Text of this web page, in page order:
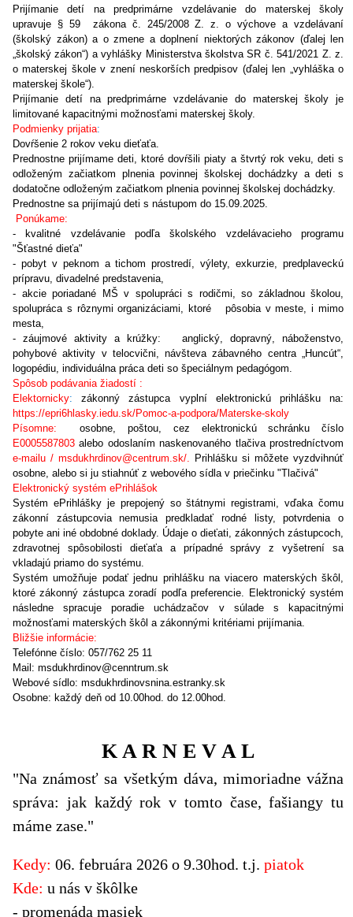
Prijímanie detí na predprimárne vzdelávanie do materskej školy
upravuje § 59 zákona č. 245/2008 Z. z. o výchove a vzdelávaní
(školský zákon) a o zmene a doplnení niektorých zákonov (ďalej len
„školský zákon“) a vyhlášky Ministerstva školstva SR č. 541/2021 Z. z.
o materskej škole v znení neskorších predpisov (ďalej len „vyhláška o
materskej škole“).
Prijímanie detí na predprimárne vzdelávanie do materskej školy je
limitované kapacitnými možnosťami materskej školy.
Podmienky prijatia:
Dovŕšenie 2 rokov veku dieťaťa.
Prednostne prijímame deti, ktoré dovŕšili piaty a štvrtý rok veku, deti s
odloženým začiatkom plnenia povinnej školskej dochádzky a deti s
dodatočne odloženým začiatkom plnenia povinnej školskej dochádzky.
Prednostne sa prijímajú deti s nástupom do 15.09.2025.
Ponúkame:
- kvalitné vzdelávanie podľa školského vzdelávacieho programu
"Šťastné dieťa"
- pobyt v peknom a tichom prostredí, výlety, exkurzie, predplaveckú
prípravu, divadelné predstavenia,
- akcie poriadané MŠ v spolupráci s rodičmi, so základnou školou,
spolupráca s rôznymi organizáciami, ktoré pôsobia v meste, i mimo
mesta,
- záujmové aktivity a krúžky: anglický, dopravný, náboženstvo,
pohybové aktivity v telocvični, návšteva zábavného centra „Huncút“,
logopédiu, individuálna práca deti so špeciálnym pedagógom.
Spôsob podávania žiadostí :
Elektornicky:zákonný zástupca vyplní elektronickú prihlášku na:
https://epri6hlasky.iedu.sk/Pomoc-a-podpora/Materske-skoly
Písomne:
osobne, poštou, cez elektronickú schránku číslo
E0005587803 alebo odoslaním naskenovaného tlačiva prostredníctvom
e-mailu / msdukhrdinov@centrum.sk/. Prihlášku si môžete vyzdvihnúť
osobne, alebo si ju stiahnúť z webového sídla v priečinku "Tlačivá"
Elektronický systém ePrihlášok
Systém ePrihlášky je prepojený so štátnymi registrami, vďaka čomu
zákonní zástupcovia nemusia predkladať rodné listy, potvrdenia o
pobyte ani iné obdobné doklady. Údaje o dieťati, zákonných zástupcoch,
zdravotnej spôsobilosti dieťaťa a prípadné správy z vyšetrení sa
vkladajú priamo do systému.
Systém umožňuje podať jednu prihlášku na viacero materských škôl,
ktoré zákonný zástupca zoradí podľa preferencie. Elektronický systém
následne spracuje poradie uchádzačov v súlade s kapacitnými
možnosťami materských škôl a zákonnými kritériami prijímania.
Bližšie informácie:
Telefónne číslo: 057/762 25 11
Mail: msdukhrdinov@cenntrum.sk
Webové sídlo: msdukhrdinovsnina.estranky.sk
Osobne: každý deň od 10.00hod. do 12.00hod.
K A R N E V A L
"Na známosť sa všetkým dáva, mimoriadne vážna
správa: jak každý rok v tomto čase, fašiangy tu
máme zase."
Kedy: 06. februára 2026 o 9.30hod. t.j. piatok
Kde: u nás v škôlke
- promenáda masiek